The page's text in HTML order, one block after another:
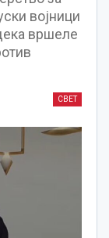
војници
вршеле
СВЕТ